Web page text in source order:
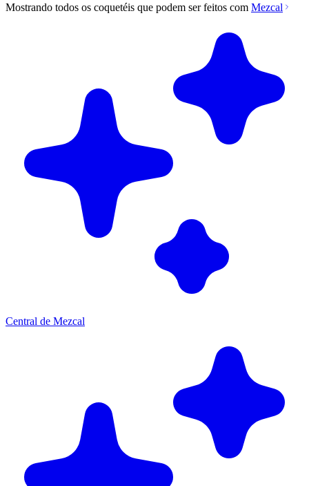
Mostrando todos os coquetéis que podem ser feitos com Mezcal
Central de Mezcal